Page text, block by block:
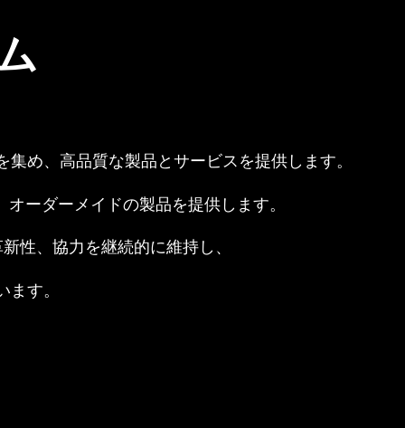
集め、高品質な製品とサービスを提供します。
ーダーメイドの製品を提供します。
性、協力を継続的に維持し、
す。